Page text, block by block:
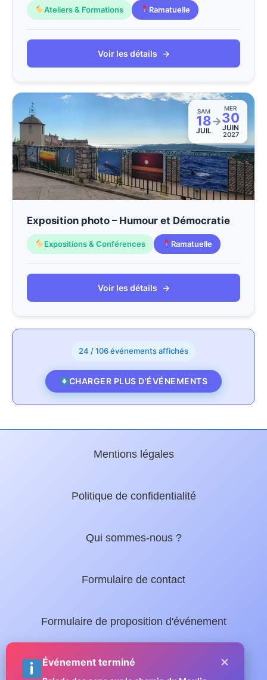
Ateliers & Formations Ramatuelle
Voir les détails →
SAM
18
JUIL
→
MER
30
JUIN
2027
Exposition photo – Humour et Démocratie
Expositions & Conférences Ramatuelle
Voir les détails →
24 / 106 événements affichés
CHARGER PLUS D'ÉVÉNEMENTS
Mentions légales
Politique de confidentialité
Qui sommes-nous ?
Formulaire de contact
Formulaire de proposition d'événement
Nos guides locaux :
Événement terminé ×